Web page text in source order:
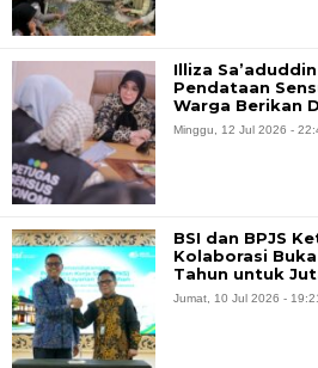
Illiza
Pendataan
Warga Berikan
Minggu, 12 Jul 2026 -
BSI dan BPJS
Kolaborasi
Tahun untuk
Jumat, 10 Jul 2026 -